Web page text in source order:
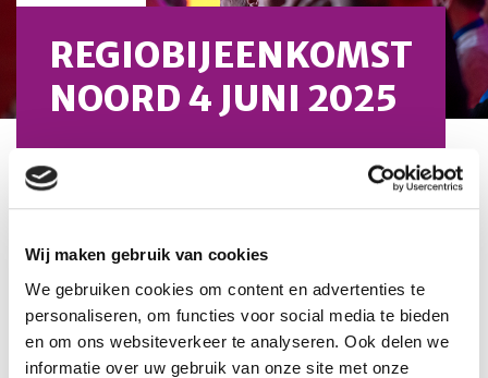
Wij maken gebruik van cookies
We gebruiken cookies om content en advertenties te
personaliseren, om functies voor social media te bieden
en om ons websiteverkeer te analyseren. Ook delen we
informatie over uw gebruik van onze site met onze
REGIOBIJEENKOMST
NOORD 4 JUNI 2025
U bevindt zich hier:
Regiobijeenkomst Noord 4 juni
2025
Wanneer:4 juni 2025
Tijdstip:13:30 – 16:30 uur
Waar:vakcollege Thamen, Uithoorn
Voorlopige agenda: